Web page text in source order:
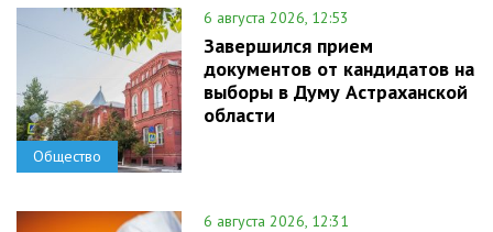
Общество
6 августа 2026, 12:53
Завершился прием
документов от кандидатов на
выборы в Думу Астраханской
области
6 августа 2026, 12:31